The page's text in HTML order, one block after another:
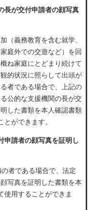
長が交付申請者の顔写真
（義務教育を含む就学、
庭外での交遊など）を回
ね家庭にとどまり続けて
的状況に照らして出頭が
者である場合で、上記の
公的な支援機関の長が交
した書類を本人確認書類
ができます。
申請者の顔写真を証明し
者である場合で、法定
写真を証明した書類を本
使用することができま